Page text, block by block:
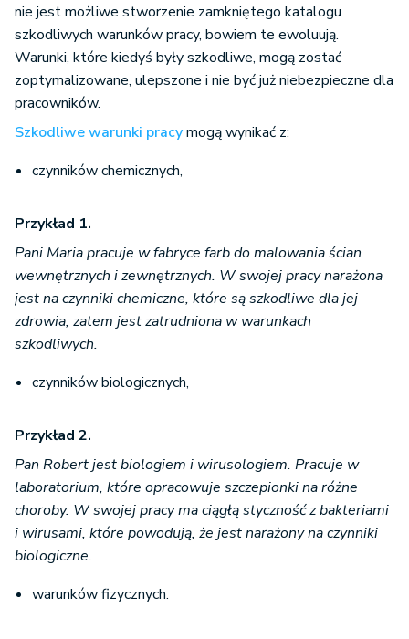
nie jest możliwe stworzenie zamkniętego katalogu
szkodliwych warunków pracy, bowiem te ewoluują.
Warunki, które kiedyś były szkodliwe, mogą zostać
zoptymalizowane, ulepszone i nie być już niebezpieczne dla
pracowników.
Szkodliwe warunki pracymogą wynikać z:
czynników chemicznych,
Przykład 1.
Pani Maria pracuje w fabryce farb do malowania ścian
wewnętrznych i zewnętrznych. W swojej pracy narażona
jest na czynniki chemiczne, które są szkodliwe dla jej
zdrowia, zatem jest zatrudniona w warunkach
szkodliwych.
czynników biologicznych,
Przykład 2.
Pan Robert jest biologiem i wirusologiem. Pracuje w
laboratorium, które opracowuje szczepionki na różne
choroby. W swojej pracy ma ciągłą styczność z bakteriami
i wirusami, które powodują, że jest narażony na czynniki
biologiczne.
warunków fizycznych.